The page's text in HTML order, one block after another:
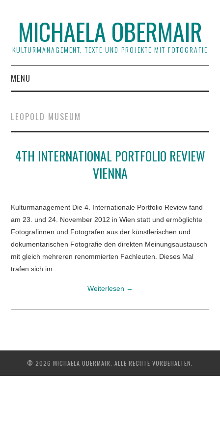
MICHAELA OBERMAIR
KULTURMANAGEMENT, TEXTE UND PROJEKTE MIT FOTOGRAFIE
MENU
KURATORISCHE PROJEKTE
KUNST + TEXT
LEOPOLD MUSEUM
4TH INTERNATIONAL PORTFOLIO REVIEW
VIENNA
Kulturmanagement Die 4. Internationale Portfolio Review fand
am 23. und 24. November 2012 in Wien statt und ermöglichte
Fotografinnen und Fotografen aus der künstlerischen und
dokumentarischen Fotografie den direkten Meinungsaustausch
mit gleich mehreren renommierten Fachleuten. Dieses Mal
trafen sich im…
Weiterlesen →
© 2026 MICHAELA OBERMAIR. ALLE RECHTE VORBEHALTEN.